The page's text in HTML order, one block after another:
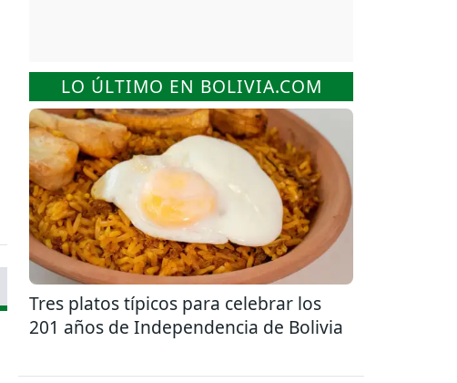
LO ÚLTIMO EN BOLIVIA.COM
Tres platos típicos para celebrar los
201 años de Independencia de Bolivia